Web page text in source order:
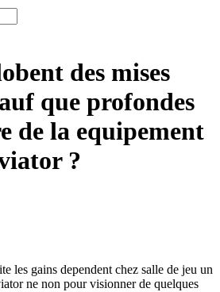
des mises
que profondes
de la equipement
?
les gains dependent chez salle de jeu un
ne non pour visionner de quelques